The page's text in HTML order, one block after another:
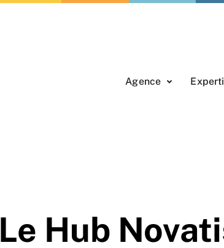
Agence
Le Hub